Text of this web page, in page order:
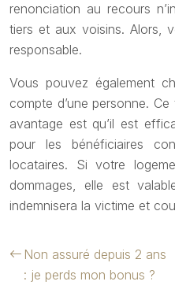
renonciation au recours
tiers et aux voisins. Alors,
responsable.
Vous pouvez également
compte d’une personne.
avantage est qu’il est
pour les bénéficiaires
locataires. Si votre
dommages, elle est
indemnisera la victime et
Non assuré depuis 2 ans
: je perds mon bonus ?